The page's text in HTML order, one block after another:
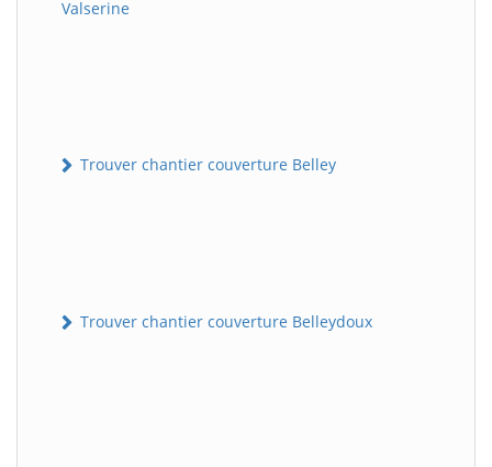
Valserine
Trouver chantier couverture Belley
Trouver chantier couverture Belleydoux